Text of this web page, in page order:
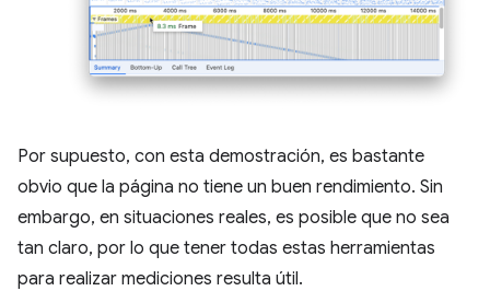
Por supuesto, con esta demostración, es bastante
obvio que la página no tiene un buen rendimiento. Sin
embargo, en situaciones reales, es posible que no sea
tan claro, por lo que tener todas estas herramientas
para realizar mediciones resulta útil.